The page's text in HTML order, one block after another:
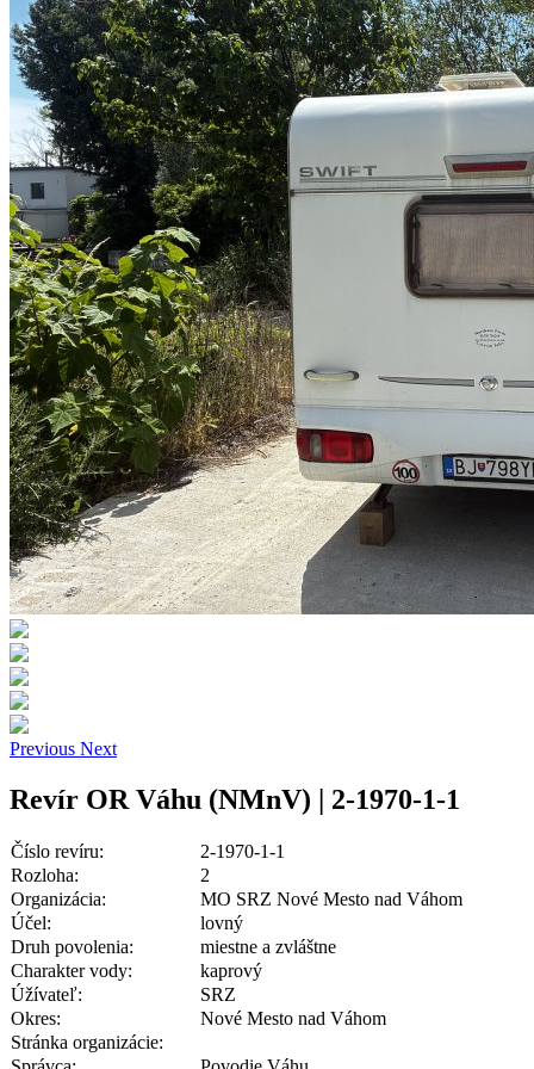
Previous Next
Revír OR Váhu (NMnV) | 2-1970-1-1
Číslo revíru:
2-1970-1-1
Rozloha:
2
Organizácia:
MO SRZ Nové Mesto nad Váhom
Účel:
lovný
Druh povolenia:
miestne a zvláštne
Charakter vody:
kaprový
Úžívateľ:
SRZ
Okres:
Nové Mesto nad Váhom
Stránka organizácie: